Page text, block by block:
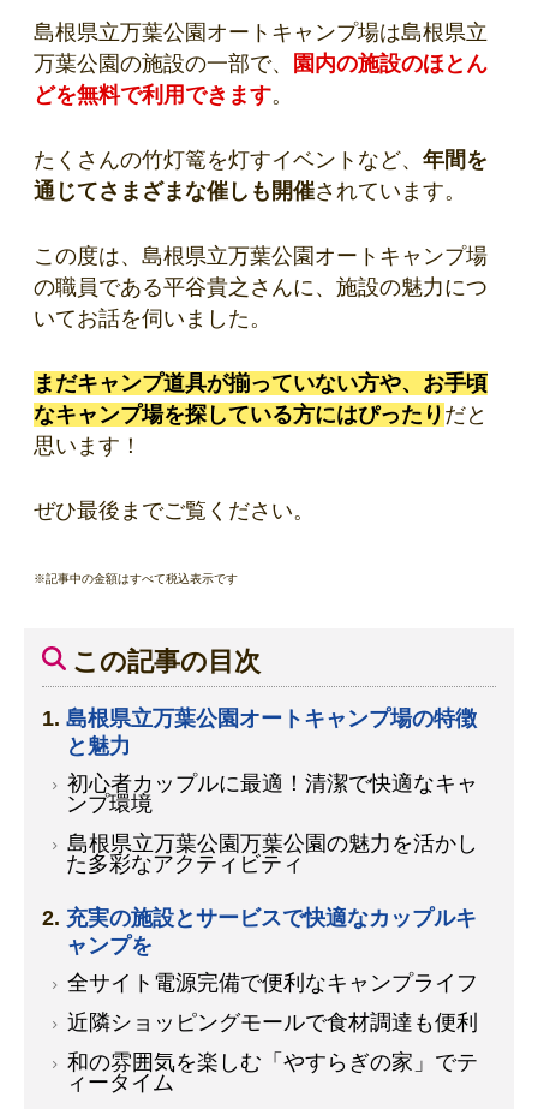
島根県立万葉公園オートキャンプ場は島根県立
万葉公園の施設の一部で、
園内の施設のほとん
どを無料で利用できます。
たくさんの竹灯篭を灯すイベントなど、 年間を
通じてさまざまな催しも開催されています。
この度は、島根県立万葉公園オートキャンプ場
の職員である平谷貴之さんに、施設の魅力につ
いてお話を伺いました。
まだキャンプ道具が揃っていない方や、お手頃
なキャンプ場を探している方にはぴったり だと
思います！
ぜひ最後までご覧ください。
※記事中の金額はすべて税込表示です
この記事の目次
島根県立万葉公園オートキャンプ場の特徴
と魅力
初心者カップルに最適！清潔で快適なキャ
ンプ環境
島根県立万葉公園万葉公園の魅力を活かし
た多彩なアクティビティ
充実の施設とサービスで快適なカップルキ
ャンプを
全サイト電源完備で便利なキャンプライフ
近隣ショッピングモールで食材調達も便利
和の雰囲気を楽しむ「やすらぎの家」でテ
ィータイム